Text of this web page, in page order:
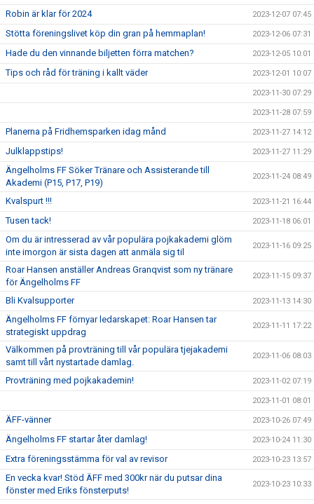
Robin är klar för 2024 2023-12-07 07:45
Stötta föreningslivet köp din gran på hemmaplan! 2023-12-06 07:31
Hade du den vinnande biljetten förra matchen? 2023-12-05 10:01
Tips och råd för träning i kallt väder 2023-12-01 10:07
2023-11-30 07:29
2023-11-28 07:59
Planerna på Fridhemsparken idag månd 2023-11-27 14:12
Julklappstips! 2023-11-27 11:29
Ängelholms FF Söker Tränare och Assisterande till
Akademi (P15, P17, P19)
2023-11-24 08:49
Kvalspurt !!! 2023-11-21 16:44
Tusen tack! 2023-11-18 06:01
Om du är intresserad av vår populära pojkakademi glöm
inte imorgon är sista dagen att anmäla sig til
2023-11-16 09:25
Roar Hansen anställer Andreas Granqvist som ny tränare
för Ängelholms FF
2023-11-15 09:37
Bli Kvalsupporter 2023-11-13 14:30
Ängelholms FF förnyar ledarskapet: Roar Hansen tar
strategiskt uppdrag
2023-11-11 17:22
Välkommen på provträning till vår populära tjejakademi
samt till vårt nystartade damlag.
2023-11-06 08:03
Provträning med pojkakademin! 2023-11-02 07:19
2023-11-01 08:01
ÄFF-vänner 2023-10-26 07:49
Ängelholms FF startar åter damlag! 2023-10-24 11:30
Extra föreningsstämma för val av revisor 2023-10-23 13:57
En vecka kvar! Stöd ÄFF med 300kr när du putsar dina
fönster med Eriks fönsterputs!
2023-10-23 10:33